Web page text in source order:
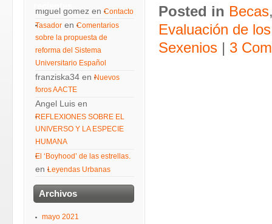
Posted in Becas
Evaluación de
Sexenios | 3
recientes
miguel gomez en Contacto
Tasador en Comentarios
sobre la propuesta de
reforma del Sistema
Universitario Español
franziska34 en Nuevos
foros AACTE
Angel Luis en
REFLEXIONES SOBRE EL
UNIVERSO Y LA ESPECIE
HUMANA
El ‘Boyhood’ de las estrellas.
en Leyendas Urbanas
Archivos
mayo 2021